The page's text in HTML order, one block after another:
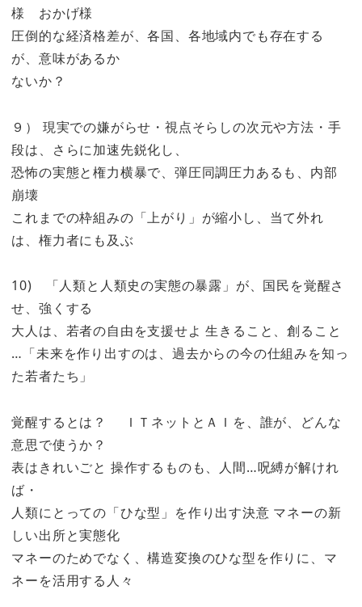
様 おかげ様
圧倒的な経済格差が、各国、各地域内でも存在する
が、意味があるか
ないか？
９） 現実での嫌がらせ・視点そらしの次元や方法・手
段は、さらに加速先鋭化し、
恐怖の実態と権力横暴で、弾圧同調圧力あるも、内部
崩壊
これまでの枠組みの「上がり」が縮小し、当て外れ
は、権力者にも及ぶ
10) 「人類と人類史の実態の暴露」が、国民を覚醒さ
せ、強くする
大人は、若者の自由を支援せよ 生きること、創ること
…「未来を作り出すのは、過去からの今の仕組みを知っ
た若者たち」
覚醒するとは？ ＩＴネットとＡＩを、誰が、どんな
意思で使うか？
表はきれいごと 操作するものも、人間…呪縛が解けれ
ば・
人類にとっての「ひな型」を作り出す決意 マネーの新
しい出所と実態化
マネーのためでなく、構造変換のひな型を作りに、マ
ネーを活用する人々